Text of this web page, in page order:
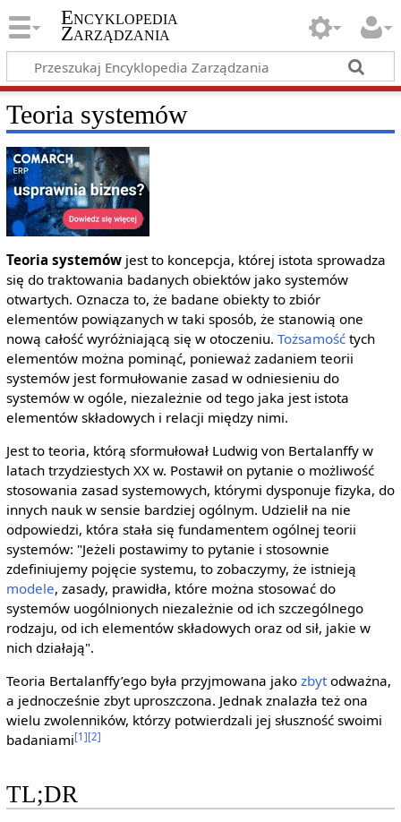
Encyklopedia
Zarządzania
Teoria systemów
Teoria systemówjest to koncepcja, której istota sprowadza
się do traktowania badanych obiektów jako systemów
otwartych. Oznacza to, że badane obiekty to zbiór
elementów powiązanych w taki sposób, że stanowią one
nową całość wyróżniającą się w otoczeniu. Tożsamośćtych
elementów można pominąć, ponieważ zadaniem teorii
systemów jest formułowanie zasad w odniesieniu do
systemów w ogóle, niezależnie od tego jaka jest istota
elementów składowych i relacji między nimi.
Jest to teoria, którą sformułował Ludwig von Bertalanffy w
latach trzydziestych XX w. Postawił on pytanie o możliwość
stosowania zasad systemowych, którymi dysponuje fizyka, do
innych nauk w sensie bardziej ogólnym. Udzielił na nie
odpowiedzi, która stała się fundamentem ogólnej teorii
systemów: "Jeżeli postawimy to pytanie i stosownie
zdefiniujemy pojęcie systemu, to zobaczymy, że istnieją
modele, zasady, prawidła, które można stosować do
systemów uogólnionych niezależnie od ich szczególnego
rodzaju, od ich elementów składowych oraz od sił, jakie w
nich działają".
Teoria Bertalanffy’ego była przyjmowana jako zbytodważna,
a jednocześnie zbyt uproszczona. Jednak znalazła też ona
wielu zwolenników, którzy potwierdzali jej słuszność swoimi
badaniami[1][2]
TL;DR